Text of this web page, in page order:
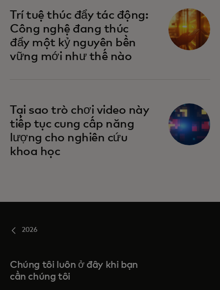
Trí tuệ thúc đẩy tác động:
Công nghệ đang thúc
đẩy một kỷ nguyên bền
vững mới như thế nào
Tại sao trò chơi video này
tiếp tục cung cấp năng
lượng cho nghiên cứu
khoa học
2026
Chúng tôi luôn ở đây khi bạn
cần chúng tôi